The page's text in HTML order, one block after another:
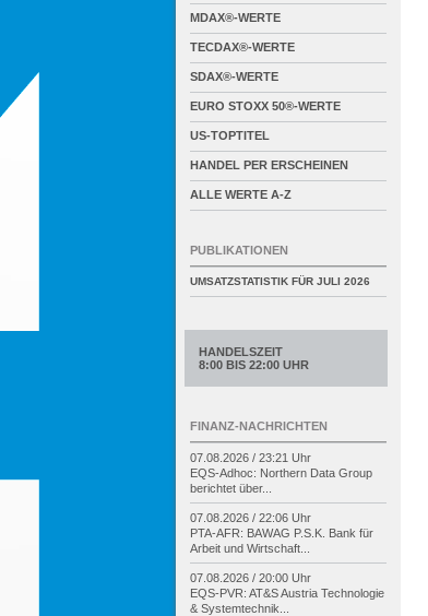
MDAX®-WERTE
TECDAX®-WERTE
SDAX®-WERTE
EURO STOXX 50®-WERTE
US-TOPTITEL
HANDEL PER ERSCHEINEN
ALLE WERTE A-Z
PUBLIKATIONEN
UMSATZSTATISTIK FÜR JULI 2026
HANDELSZEIT
8:00 BIS 22:00 UHR
FINANZ-NACHRICHTEN
07.08.2026 / 23:21 Uhr
EQS-Adhoc: Northern Data Group
berichtet über...
07.08.2026 / 22:06 Uhr
PTA-AFR: BAWAG P.S.K. Bank für
Arbeit und Wirtschaft...
07.08.2026 / 20:00 Uhr
EQS-PVR: AT&S Austria Technologie
& Systemtechnik...